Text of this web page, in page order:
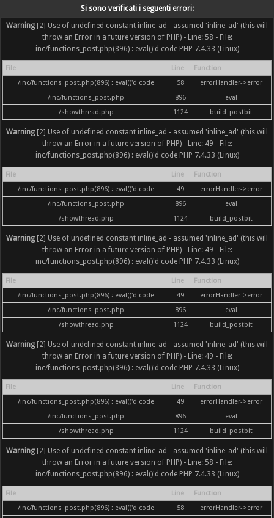
Si sono verificati i seguenti errori:
Warning[2] Use of undefined constant inline_ad - assumed 'inline_ad' (this will
throw an Error in a future version of PHP) - Line: 58 - File:
inc/functions_post.php(896) : eval()'d code PHP 7.4.33 (Linux)
File Line
Function
/inc/functions_post.php(896) : eval()'d code
58
errorHandler->error
/inc/functions_post.php
896
eval
/showthread.php
1124 build_postbit
Warning[2] Use of undefined constant inline_ad - assumed 'inline_ad' (this will
throw an Error in a future version of PHP) - Line: 49 - File:
inc/functions_post.php(896) : eval()'d code PHP 7.4.33 (Linux)
File Line
Function
/inc/functions_post.php(896) : eval()'d code
49
errorHandler->error
/inc/functions_post.php
896
eval
/showthread.php
1124 build_postbit
Warning[2] Use of undefined constant inline_ad - assumed 'inline_ad' (this will
throw an Error in a future version of PHP) - Line: 49 - File:
inc/functions_post.php(896) : eval()'d code PHP 7.4.33 (Linux)
File Line
Function
/inc/functions_post.php(896) : eval()'d code
49
errorHandler->error
/inc/functions_post.php
896
eval
/showthread.php
1124 build_postbit
Warning[2] Use of undefined constant inline_ad - assumed 'inline_ad' (this will
throw an Error in a future version of PHP) - Line: 49 - File:
inc/functions_post.php(896) : eval()'d code PHP 7.4.33 (Linux)
File Line
Function
/inc/functions_post.php(896) : eval()'d code
49
errorHandler->error
/inc/functions_post.php
896
eval
/showthread.php
1124 build_postbit
Warning[2] Use of undefined constant inline_ad - assumed 'inline_ad' (this will
throw an Error in a future version of PHP) - Line: 58 - File:
inc/functions_post.php(896) : eval()'d code PHP 7.4.33 (Linux)
File Line
Function
/inc/functions_post.php(896) : eval()'d code
58
errorHandler->error